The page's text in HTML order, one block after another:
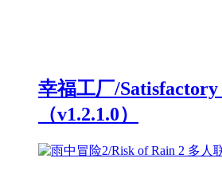
幸福工厂/
（v1.2.1.0）